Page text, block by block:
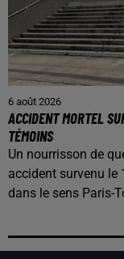
6 août 2026
ACCIDENT MORTEL
TÉMOINS
Un nourrisson de
accident survenu le
dans le sens Paris-